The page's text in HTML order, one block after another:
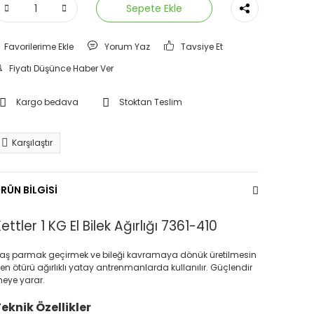
Sepete Ekle
Yorum Yaz
Tavsiye Et
Fiyatı Düşünce Haber Ver
Kargo bedava Stoktan Teslim
Karşılaştır
BİLGİSİ
1 KG El Bilek Ağırlığı 7361-410
parmak geçirmek ve bileği kavramaya dönük üretilmesin
ötürü ağırlıklı yatay antrenmanlarda kullanılır. Güçlendir
yarar.
Özellikler